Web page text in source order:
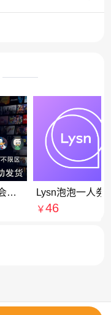
Disney Plus会员合租拼车
￥46